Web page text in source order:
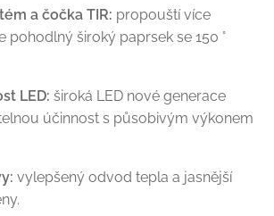
a čočka TIR: propouští více
pohodlný široký paprsek se 150 °
LED: široká LED nové generace
účinnost s působivým výkonem
vylepšený odvod tepla a jasnější